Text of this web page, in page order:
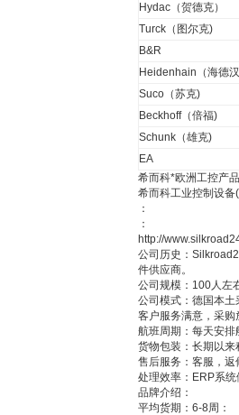
Hydac（贺德克）
Turck（图尔克)
B&R
Heidenhain（海德
Suco（苏克)
Beckhoff（倍福)
Schunk（雄克)
EA
希而科*欧洲工控产
希而科工业控制设
：
：
http://
公司历史：
件供应商。
公司规模：100人左
公司模式：德国本
客户服务满意，采购
航班周期：每天安
货物包装：长期以
售后服务：客服，
处理效率：ERP系
品牌介绍：
平均货期：6-8周：